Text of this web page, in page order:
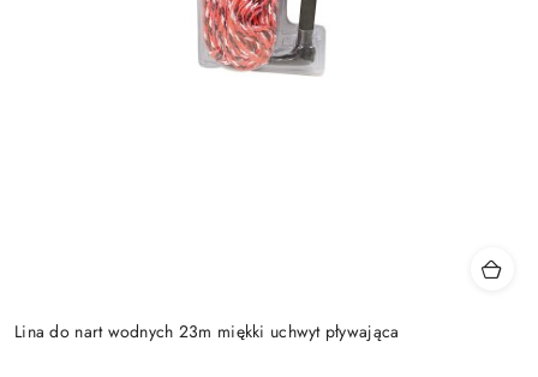
Lina do nart wodnych 23m miękki uchwyt pływająca